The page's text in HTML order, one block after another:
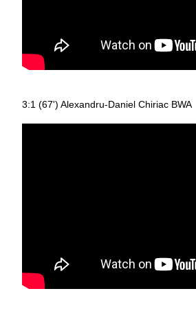
3:1 (67') Alexandru-Daniel Chiriac BWA